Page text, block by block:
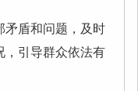
盾和问题，及时
，引导群众依法有